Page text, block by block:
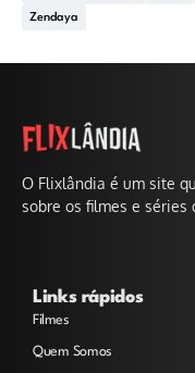
Zendaya
O Flixlândia é um site
sobre os filmes e séries
Links rápidos
Filmes
Quem Somos